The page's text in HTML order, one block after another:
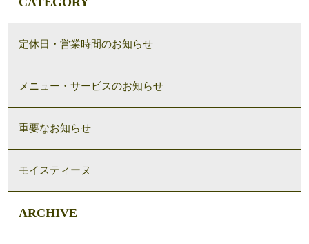
定休日・営業時間のお知らせ
メニュー・サービスのお知らせ
重要なお知らせ
モイスティーヌ
ARCHIVE